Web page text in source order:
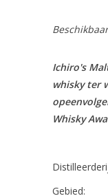
Ichiro's
whisky ter
Whisky